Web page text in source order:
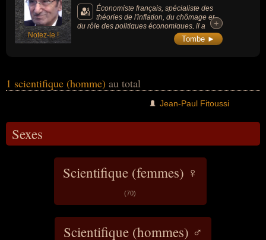
francais par exemple.
Notez-le !
Économiste français, spécialiste des
théories de l'inflation, du chômage et
du rôle des politiques économiques, il a
présidé l’Observatoire français des
conjonctures économiques de 1989 à 2010.
+
+
Tombe ►
1 scientifique (homme) au total
Jean-Paul Fitoussi
Sexes
Scientifique (femmes) ♀
(70)
Scientifique (hommes) ♂